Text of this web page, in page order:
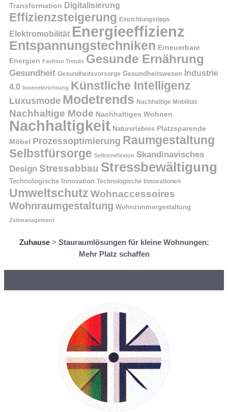
Transformation Digitalisierung
Effizienzsteigerung Einrichtungstipps
Elektromobilität Energieeffizienz
Entspannungstechniken Erneuerbare
Energien Fashion Trends Gesunde Ernährung
Gesundheit Gesundheitsvorsorge Gesundheitswesen Industrie
4.0 Inneneinrichtung Künstliche Intelligenz
Luxusmode Modetrends Nachhaltige Mobilität
Nachhaltige Mode Nachhaltiges Wohnen
Nachhaltigkeit Naturerlebnis Platzsparende
Möbel
Prozessoptimierung Raumgestaltung
Selbstfürsorge Selbstreflexion Skandinavisches
Design Stressabbau Stressbewältigung
Technologische Innovation Technologische Innovationen
Umweltschutz Wohnaccessoires
Wohnraumgestaltung Wohnzimmergestaltung
Zeitmanagement
Zuhause> Stauraumlösungen für kleine Wohnungen:
Mehr Platz schaffen